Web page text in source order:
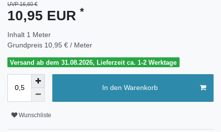
UVP 16,60 €
10,95 EUR *
Inhalt 1 Meter
Grundpreis 10,95 € / Meter
Versand ab dem 31.08.2026, Lieferzeit ca. 1-2 Werktage
In den Warenkorb
Wunschliste